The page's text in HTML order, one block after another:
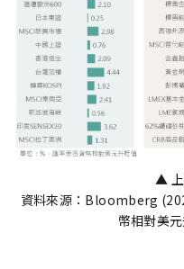
▲
資料來源：Bloomberg
幣相對美